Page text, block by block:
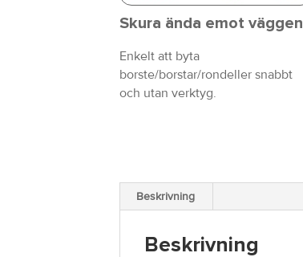
Skura ända emot väggen
Enkelt att byta
borste/borstar/rondeller snabbt
och utan verktyg.
Beskrivning
Beskrivning